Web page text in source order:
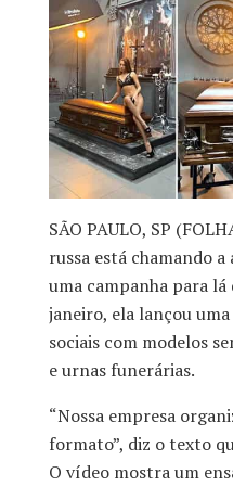
SÃO PAULO, SP
russa está chamando
uma campanha para
janeiro, ela lançou
sociais com modelos
e urnas funerárias.
“Nossa empresa
formato”, diz o texto
O vídeo mostra um